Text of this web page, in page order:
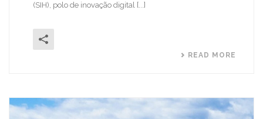
(SIH), polo de inovação digital [...]
READ MORE